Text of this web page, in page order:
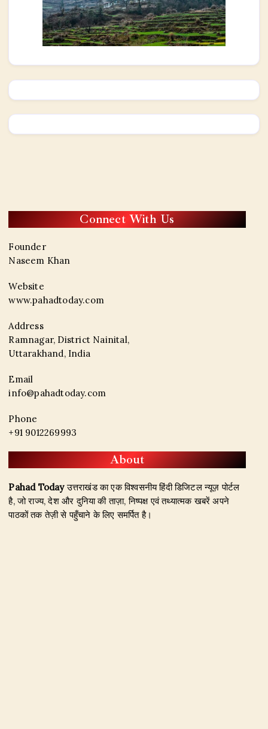
Connect With Us
Founder
Naseem Khan
Website
www.pahadtoday.com
Address
Ramnagar, District Nainital,
Uttarakhand, India
Email
info@pahadtoday.com
Phone
+91 9012269993
About
Pahad Todayउत्तराखंड का एक विश्वसनीय हिंदी डिजिटल न्यूज़ पोर्टल
है, जो राज्य, देश और दुनिया की ताज़ा, निष्पक्ष एवं तथ्यात्मक खबरें अपने
पाठकों तक तेज़ी से पहुँचाने के लिए समर्पित है।